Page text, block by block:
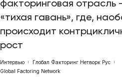
факторинговая отрасль
«тихая гавань», где,
происходит
рост
Интервью
Глобал Факторинг Нетворк Рус
Global Factoring Network